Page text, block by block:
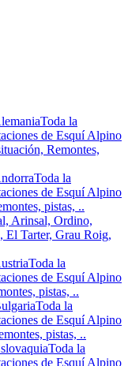
Toda la
de Esquí Alpino
Remontes,
Toda la
de Esquí Alpino
pistas, ..
Arinsal, Ordino,
El Tarter, Grau Roig,
Toda la
de Esquí Alpino
pistas, ..
Toda la
de Esquí Alpino
pistas, ..
Toda la
de Esquí Alpino